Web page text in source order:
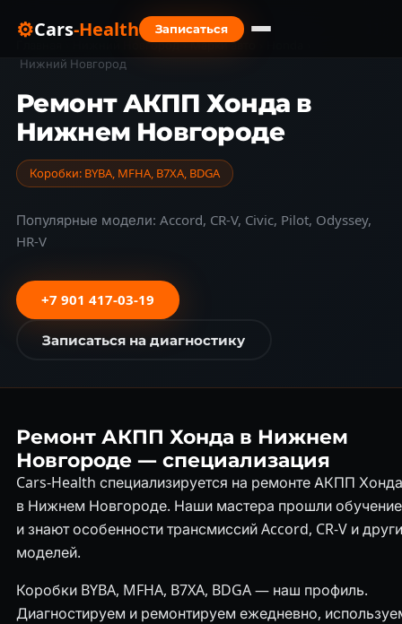
⚙Cars-Health
Записаться
Нижний Новгород › Марки авто
Нижний Новгород
Ремонт АКПП Хонда в
Нижнем Новгороде
Коробки: BYBA, MFHA, B7XA, BDGA
Популярные модели: Accord, CR-V, Civic, Pilot, Odyssey,
HR-V
+7 901 417-03-19
Записаться на диагностику
Ремонт АКПП Хонда в Нижнем
Новгороде — специализация
Cars-Health специализируется на ремонте АКПП Хонда
в Нижнем Новгороде. Наши мастера прошли обучение
и знают особенности трансмиссий Accord, CR-V и
моделей.
Коробки BYBA, MFHA, B7XA, BDGA — наш профиль.
Диагностируем и ремонтируем ежедневно,